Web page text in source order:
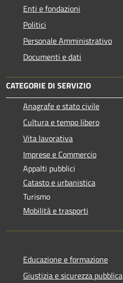
Enti e fondazioni
Politici
Personale Amministrativo
Documenti e dati
CATEGORIE DI SERVIZIO
Anagrafe e stato civile
Cultura e tempo libero
Vita lavorativa
Imprese e Commercio
Appalti pubblici
Catasto e urbanistica
Turismo
Mobilità e trasporti
Educazione e formazione
Giustizia e sicurezza pubblica